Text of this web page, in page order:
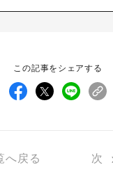
この記事をシェアする
へ戻る 次